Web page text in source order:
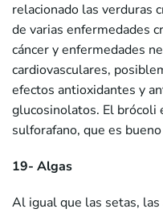
relacionado las verduras
de varias enfermedades
cáncer y enfermedades
cardiovasculares,
efectos antioxidantes y
glucosinolatos. El brócoli
sulforafano, que es
19- Algas
Al igual que las setas,